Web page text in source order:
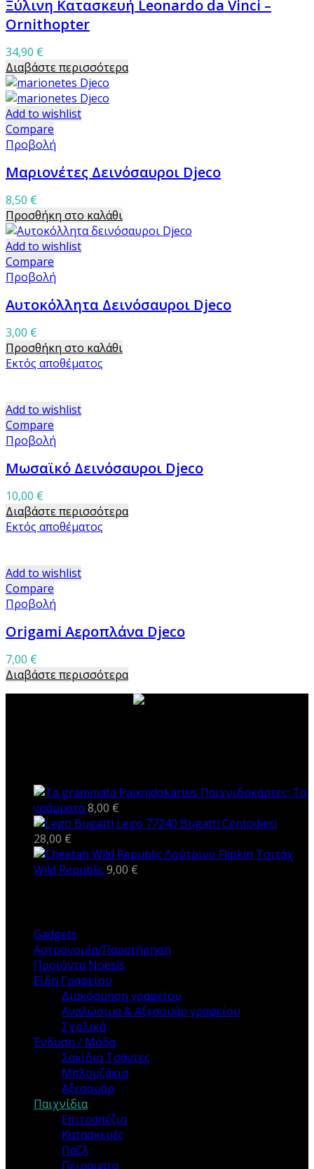
Ξύλινη Κατασκευή Leonardo da Vinci –
Ornithopter
34,90 €
Διαβάστε περισσότερα
Add to wishlist
Compare
Προβολή
Μαριονέτες Δεινόσαυροι Djeco
8,50 €
Προσθήκη στο καλάθι
Add to wishlist
Compare
Προβολή
Αυτοκόλλητα Δεινόσαυροι Djeco
3,00 €
Προσθήκη στο καλάθι
Εκτός αποθέματος
Add to wishlist
Compare
Προβολή
Μωσαϊκό Δεινόσαυροι Djeco
10,00 €
Διαβάστε περισσότερα
Εκτός αποθέματος
Add to wishlist
Compare
Προβολή
Origami Αεροπλάνα Djeco
7,00 €
Διαβάστε περισσότερα
Παιχνιδοκάρτες: Τα
γράμματα8,00 €
Lego 77240 Bugatti Centodieci
28,00 €
Λούτρινο Flipkin Τσιτάχ
Wild Republic9,00 €
Gadgets
Αστρονομία/Παρατήρηση
Προϊόντα Noesis
Είδη Γραφείου
Διακόσμηση γραφείου
Αναλώσιμα & Αξεσουάρ γραφείου
Σχολικά
Ένδυση / Μόδα
Σακίδια Τσάντες
Μπλουζάκια
Αξεσουάρ
Παιχνίδια
Επιτραπέζια
Κατασκευές
Παζλ
Πειράματα